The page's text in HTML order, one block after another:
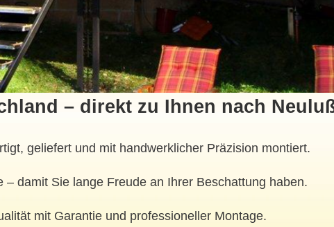
– direkt zu Ihnen nach
geliefert und mit handwerklicher Präzision montiert.
damit Sie lange Freude an Ihrer Beschattung haben.
mit Garantie und professioneller Montage.